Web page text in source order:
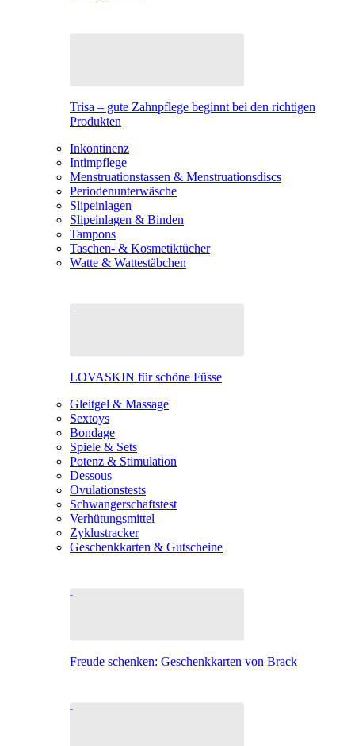
Trisa – gute Zahnpflege beginnt bei den richtigen
Produkten
Inkontinenz
Intimpflege
Menstruationstassen & Menstruationsdiscs
Periodenunterwäsche
Slipeinlagen
Slipeinlagen & Binden
Tampons
Taschen- & Kosmetiktücher
Watte & Wattestäbchen
LOVASKIN für schöne Füsse
Gleitgel & Massage
Sextoys
Bondage
Spiele & Sets
Potenz & Stimulation
Dessous
Ovulationstests
Schwangerschaftstest
Verhütungsmittel
Zyklustracker
Geschenkkarten & Gutscheine
Freude schenken: Geschenkkarten von Brack